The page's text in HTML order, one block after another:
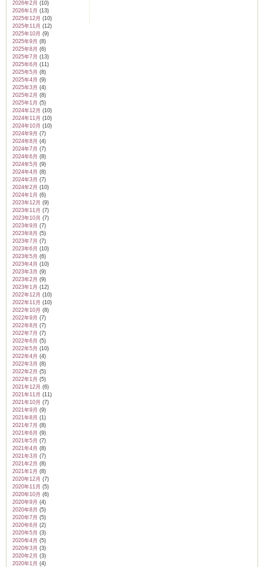
2026年2月 (10)
2026年1月 (13)
2025年12月 (10)
2025年11月 (12)
2025年10月 (9)
2025年9月 (8)
2025年8月 (6)
2025年7月 (13)
2025年6月 (11)
2025年5月 (8)
2025年4月 (9)
2025年3月 (4)
2025年2月 (8)
2025年1月 (5)
2024年12月 (10)
2024年11月 (10)
2024年10月 (10)
2024年9月 (7)
2024年8月 (4)
2024年7月 (7)
2024年6月 (8)
2024年5月 (9)
2024年4月 (8)
2024年3月 (7)
2024年2月 (10)
2024年1月 (6)
2023年12月 (9)
2023年11月 (7)
2023年10月 (7)
2023年9月 (7)
2023年8月 (5)
2023年7月 (7)
2023年6月 (10)
2023年5月 (6)
2023年4月 (10)
2023年3月 (9)
2023年2月 (9)
2023年1月 (12)
2022年12月 (10)
2022年11月 (10)
2022年10月 (8)
2022年9月 (7)
2022年8月 (7)
2022年7月 (7)
2022年6月 (5)
2022年5月 (10)
2022年4月 (4)
2022年3月 (8)
2022年2月 (5)
2022年1月 (5)
2021年12月 (6)
2021年11月 (11)
2021年10月 (7)
2021年9月 (9)
2021年8月 (1)
2021年7月 (8)
2021年6月 (9)
2021年5月 (7)
2021年4月 (8)
2021年3月 (7)
2021年2月 (8)
2021年1月 (8)
2020年12月 (7)
2020年11月 (5)
2020年10月 (6)
2020年9月 (4)
2020年8月 (5)
2020年7月 (5)
2020年6月 (2)
2020年5月 (3)
2020年4月 (5)
2020年3月 (3)
2020年2月 (3)
2020年1月 (4)